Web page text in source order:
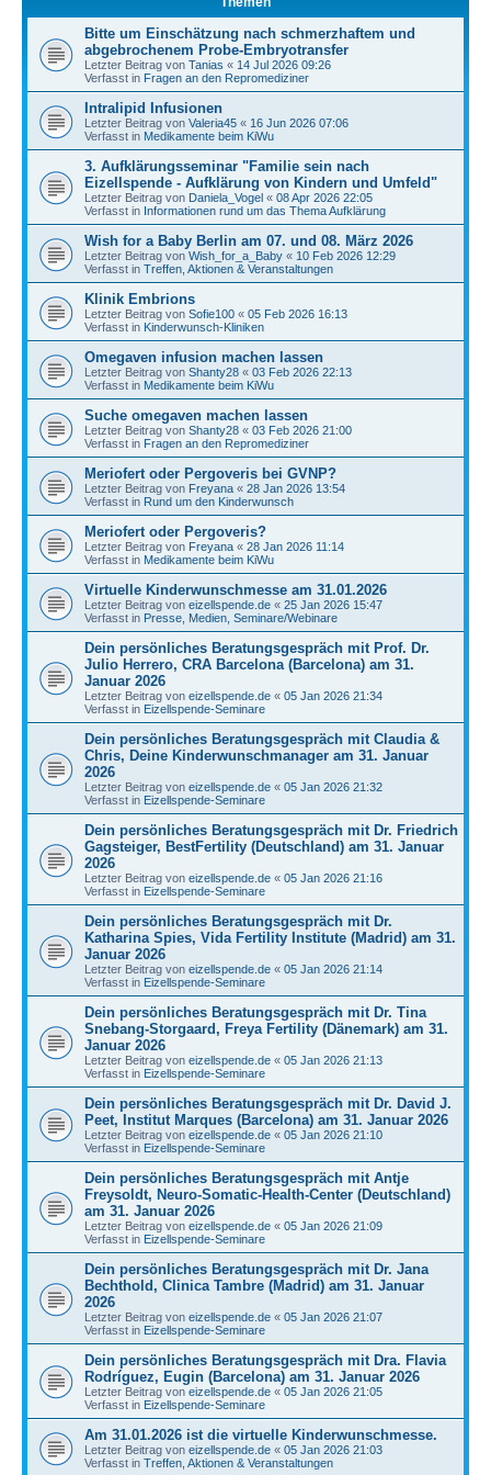
Bitte um Einschätzung nach schmerzhaftem und
abgebrochenem Probe-Embryotransfer
Letzter Beitrag von Tanias « 14 Jul 2026 09:26
Verfasst in Fragen an den Repromediziner
Intralipid Infusionen
Letzter Beitrag von Valeria45 « 16 Jun 2026 07:06
Verfasst in Medikamente beim KiWu
3. Aufklärungsseminar "Familie sein nach
Eizellspende - Aufklärung von Kindern und Umfeld"
Letzter Beitrag von Daniela_Vogel « 08 Apr 2026 22:05
Verfasst in Informationen rund um das Thema Aufklärung
Wish for a Baby Berlin am 07. und 08. März 2026
Letzter Beitrag von Wish_for_a_Baby « 10 Feb 2026 12:29
Verfasst in Treffen, Aktionen & Veranstaltungen
Klinik Embrions
Letzter Beitrag von Sofie100 « 05 Feb 2026 16:13
Verfasst in Kinderwunsch-Kliniken
Omegaven infusion machen lassen
Letzter Beitrag von Shanty28 « 03 Feb 2026 22:13
Verfasst in Medikamente beim KiWu
Suche omegaven machen lassen
Letzter Beitrag von Shanty28 « 03 Feb 2026 21:00
Verfasst in Fragen an den Repromediziner
Meriofert oder Pergoveris bei GVNP?
Letzter Beitrag von Freyana « 28 Jan 2026 13:54
Verfasst in Rund um den Kinderwunsch
Meriofert oder Pergoveris?
Letzter Beitrag von Freyana « 28 Jan 2026 11:14
Verfasst in Medikamente beim KiWu
Virtuelle Kinderwunschmesse am 31.01.2026
Letzter Beitrag von eizellspende.de « 25 Jan 2026 15:47
Verfasst in Presse, Medien, Seminare/Webinare
Dein persönliches Beratungsgespräch mit Prof. Dr.
Julio Herrero, CRA Barcelona (Barcelona) am 31.
Januar 2026
Letzter Beitrag von eizellspende.de « 05 Jan 2026 21:34
Verfasst in Eizellspende-Seminare
Dein persönliches Beratungsgespräch mit Claudia &
Chris, Deine Kinderwunschmanager am 31. Januar
2026
Letzter Beitrag von eizellspende.de « 05 Jan 2026 21:32
Verfasst in Eizellspende-Seminare
Dein persönliches Beratungsgespräch mit Dr. Friedrich
Gagsteiger, BestFertility (Deutschland) am 31. Januar
2026
Letzter Beitrag von eizellspende.de « 05 Jan 2026 21:16
Verfasst in Eizellspende-Seminare
Dein persönliches Beratungsgespräch mit Dr.
Katharina Spies, Vida Fertility Institute (Madrid) am 31.
Januar 2026
Letzter Beitrag von eizellspende.de « 05 Jan 2026 21:14
Verfasst in Eizellspende-Seminare
Dein persönliches Beratungsgespräch mit Dr. Tina
Snebang-Storgaard, Freya Fertility (Dänemark) am 31.
Januar 2026
Letzter Beitrag von eizellspende.de « 05 Jan 2026 21:13
Verfasst in Eizellspende-Seminare
Dein persönliches Beratungsgespräch mit Dr. David J.
Peet, Institut Marques (Barcelona) am 31. Januar 2026
Letzter Beitrag von eizellspende.de « 05 Jan 2026 21:10
Verfasst in Eizellspende-Seminare
Dein persönliches Beratungsgespräch mit Antje
Freysoldt, Neuro-Somatic-Health-Center (Deutschland)
am 31. Januar 2026
Letzter Beitrag von eizellspende.de « 05 Jan 2026 21:09
Verfasst in Eizellspende-Seminare
Dein persönliches Beratungsgespräch mit Dr. Jana
Bechthold, Clinica Tambre (Madrid) am 31. Januar
2026
Letzter Beitrag von eizellspende.de « 05 Jan 2026 21:07
Verfasst in Eizellspende-Seminare
Dein persönliches Beratungsgespräch mit Dra. Flavia
Rodríguez, Eugin (Barcelona) am 31. Januar 2026
Letzter Beitrag von eizellspende.de « 05 Jan 2026 21:05
Verfasst in Eizellspende-Seminare
Am 31.01.2026 ist die virtuelle Kinderwunschmesse.
Letzter Beitrag von eizellspende.de « 05 Jan 2026 21:03
Verfasst in Treffen, Aktionen & Veranstaltungen